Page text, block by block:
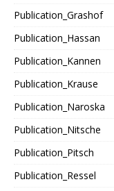
Publication_Grashof
Publication_Hassan
Publication_Kannen
Publication_Krause
Publication_Naroska
Publication_Nitsche
Publication_Pitsch
Publication_Ressel